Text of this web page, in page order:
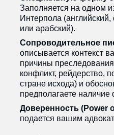
Заполняется на одном
Интерпола
или арабский).
Сопроводительное
описывается контекст
причины
конфликт, рейдерство,
стране исхода) и
предполагаете наличие
Доверенность (Power
подается вашим